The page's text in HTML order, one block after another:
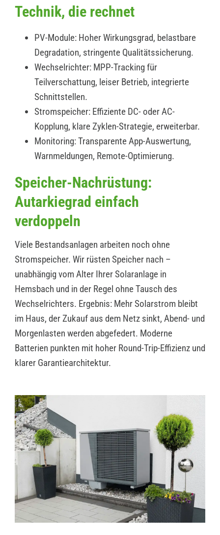
Technik, die rechnet
PV-Module: Hoher Wirkungsgrad, belastbare
Degradation, stringente Qualitätssicherung.
Wechselrichter: MPP-Tracking für
Teilverschattung, leiser Betrieb, integrierte
Schnittstellen.
Stromspeicher: Effiziente DC- oder AC-
Kopplung, klare Zyklen-Strategie, erweiterbar.
Monitoring: Transparente App-Auswertung,
Warnmeldungen, Remote-Optimierung.
Speicher-Nachrüstung:
Autarkiegrad einfach
verdoppeln
Viele Bestandsanlagen arbeiten noch ohne
Stromspeicher. Wir rüsten Speicher nach –
unabhängig vom Alter Ihrer Solaranlage in
Hemsbach und in der Regel ohne Tausch des
Wechselrichters. Ergebnis: Mehr Solarstrom bleibt
im Haus, der Zukauf aus dem Netz sinkt, Abend- und
Morgenlasten werden abgefedert. Moderne
Batterien punkten mit hoher Round-Trip-Effizienz und
klarer Garantiearchitektur.